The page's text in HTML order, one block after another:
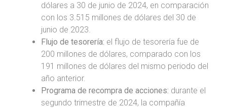
dólares a 30 de junio de 2024, en comparación
con los 3.515 millones de dólares del 30 de
junio de 2023.
Flujo de tesorería: el flujo de tesorería fue de
200 millones de dólares, comparado con los
191 millones de dólares del mismo periodo del
año anterior.
Programa de recompra de acciones: durante el
segundo trimestre de 2024, la compañía